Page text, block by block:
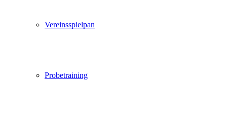
Vereinsspielpan
Probetraining